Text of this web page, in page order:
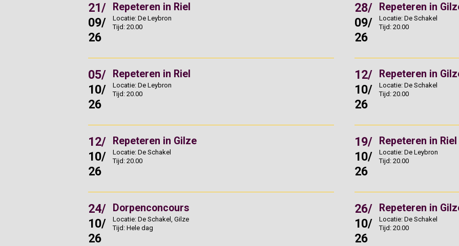
21/
09/
26
Repeteren in Riel
Locatie: De Leybron
Tijd: 20.00
28/
09/
26
Repeteren in
Locatie: De Schakel
Tijd: 20.00
05/
10/
26
Repeteren in Riel
Locatie: De Leybron
Tijd: 20.00
12/
10/
26
Repeteren in
Locatie: De Schakel
Tijd: 20.00
12/
10/
26
Repeteren in Gilze
Locatie: De Schakel
Tijd: 20.00
19/
10/
26
Repeteren in Riel
Locatie: De Leybron
Tijd: 20.00
24/
10/
26
Dorpenconcours
Locatie: De Schakel, Gilze
Tijd: Hele dag
26/
10/
26
Repeteren in
Locatie: De Schakel
Tijd: 20.00